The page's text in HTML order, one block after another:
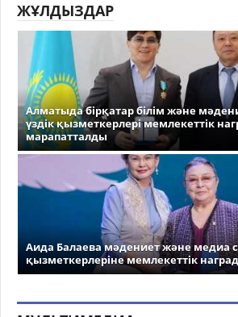
ЖҰЛДЫЗДАР
Алматыда бірқатар білім және
үздік қызметкерлері мемлекеттік
марапатталды
Аида Балаева мәдениет және медиа
қызметкерлеріне мемлекеттік